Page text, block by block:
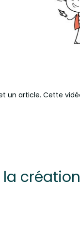
un article. Cette